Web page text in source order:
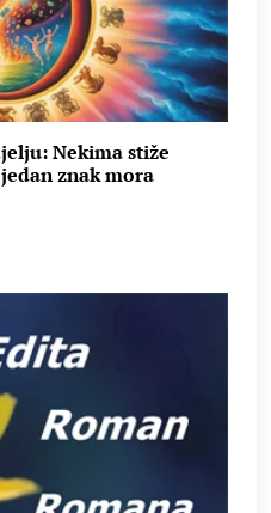
Nekima stiže
znak mora